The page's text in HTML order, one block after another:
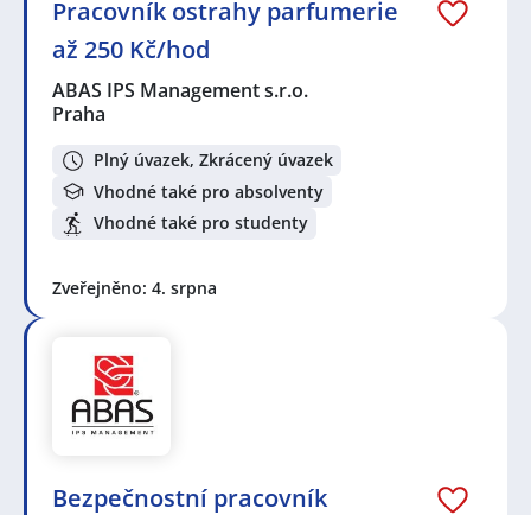
Pracovník ostrahy parfumerie
až 250 Kč/hod
ABAS IPS Management s.r.o.
Praha
Plný úvazek, Zkrácený úvazek
Vhodné také pro absolventy
Vhodné také pro studenty
Zveřejněno: 4. srpna
Bezpečnostní pracovník